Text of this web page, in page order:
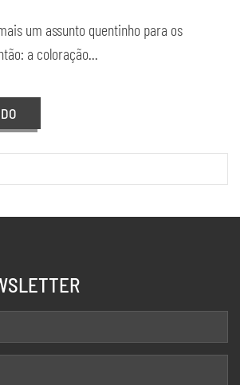
um assunto quentinho para os
a coloração...